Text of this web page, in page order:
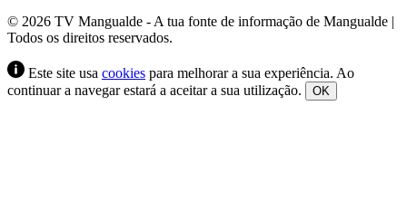
© 2026 TV Mangualde - A tua fonte de informação de Mangualde |
Todos os direitos reservados.
Este site usa cookies para melhorar a sua experiência. Ao
continuar a navegar estará a aceitar a sua utilização.
OK